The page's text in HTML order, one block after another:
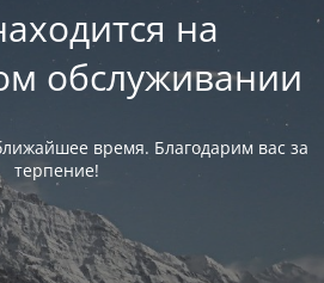
на
обслуживании
время. Благодарим вас за
терпение!